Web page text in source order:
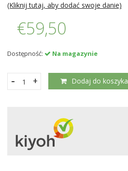
(Kliknij tutaj, aby dodać swoje danie)
€59,50
Dostępność: Na magazynie
+
- Dodaj do koszyka